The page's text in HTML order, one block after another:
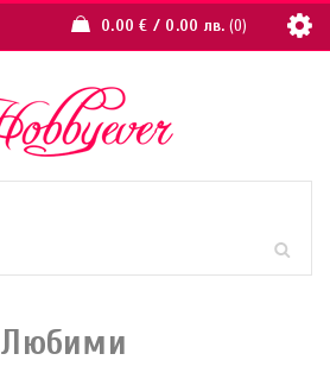
0.00€ / 0.00 лв. 0
Любими